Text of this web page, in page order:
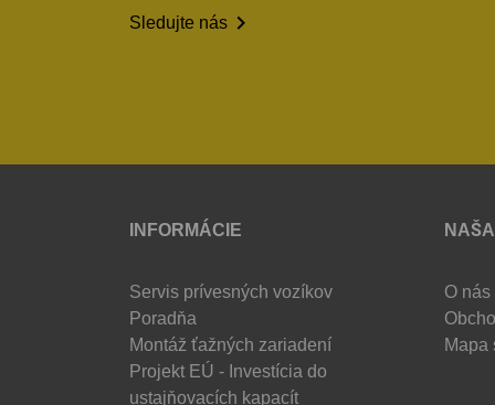
Sledujte nás 
INFORMÁCIE
Servis prívesných vozíkov
Poradňa
Montáž ťažných zariadení
Projekt EÚ - Investícia do
ustajňovacích kapacít
O nás
Mapa